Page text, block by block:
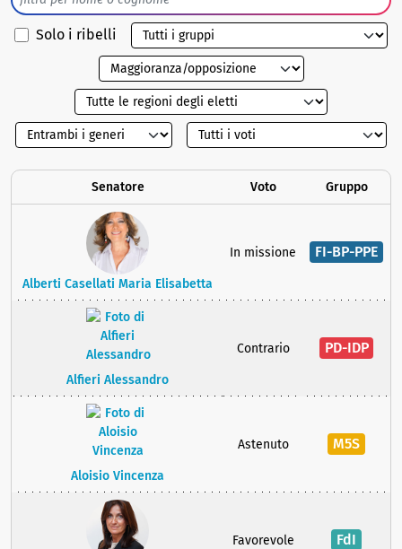
Solo i ribelli
Senatore Voto Gruppo
Alberti Casellati Maria Elisabetta
In missione FI-BP-PPE
Alfieri Alessandro
Contrario PD-IDP
Aloisio Vincenza
Astenuto M5S
Favorevole FdI